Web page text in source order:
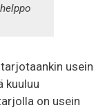
usein
kuuluu
on usein